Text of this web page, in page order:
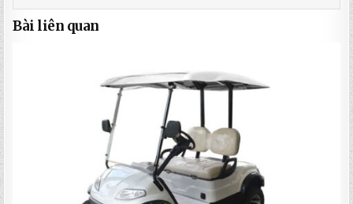
Bài liên quan